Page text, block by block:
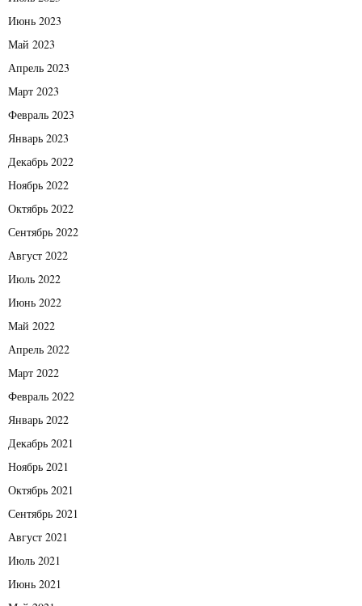
Июнь 2023
Май 2023
Апрель 2023
Март 2023
Февраль 2023
Январь 2023
Декабрь 2022
Ноябрь 2022
Октябрь 2022
Сентябрь 2022
Август 2022
Июль 2022
Июнь 2022
Май 2022
Апрель 2022
Март 2022
Февраль 2022
Январь 2022
Декабрь 2021
Ноябрь 2021
Октябрь 2021
Сентябрь 2021
Август 2021
Июль 2021
Июнь 2021